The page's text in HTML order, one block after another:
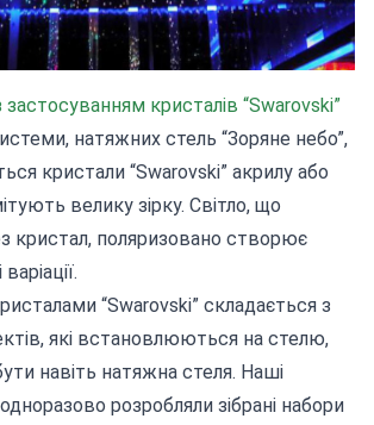
застосуванням кристалів “Swarovski”
натяжних стель “Зоряне небо”,
кристали “Swarovski” акрилу або
велику зірку. Світло, що
кристал, поляризовано створює
“Swarovski” складається з
які встановлюються на стелю,
навіть натяжна стеля. Наші
розробляли зібрані набори